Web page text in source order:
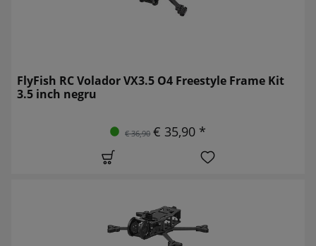
FlyFish RC Volador VX3.5 O4 Freestyle Frame Kit
3.5 inch negru
€ 36,90 € 35,90 *